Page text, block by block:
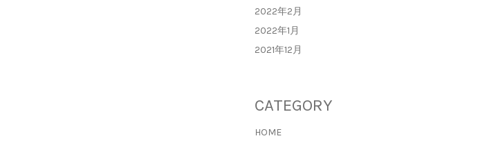
2022年2月
2022年1月
2021年12月
CATEGORY
HOME